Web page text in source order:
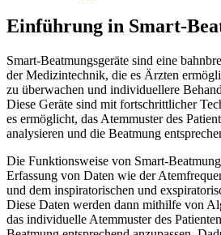
Einführung in Smart-
Smart-Beatmungsgeräte sind eine
der Medizintechnik, die es Ärzten
zu überwachen und individuellere
Diese Geräte sind mit fortschrittlicher
es ermöglicht, das Atemmuster des
analysieren und die Beatmung
Die Funktionsweise von Smart-
Erfassung von Daten wie der
und dem inspiratorischen und
Diese Daten werden dann mithilfe von
das individuelle Atemmuster des